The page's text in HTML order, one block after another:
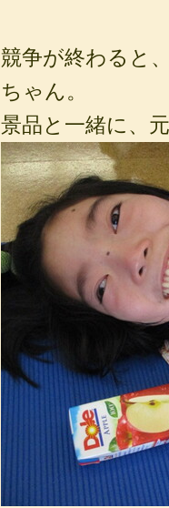
競争が終わると
ちゃん。
景品と一緒に、